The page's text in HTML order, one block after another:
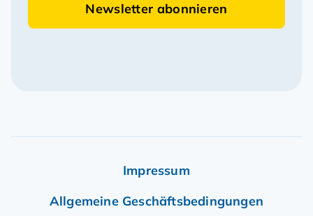
Newsletter abonnieren
Impressum
Allgemeine Geschäftsbedingungen